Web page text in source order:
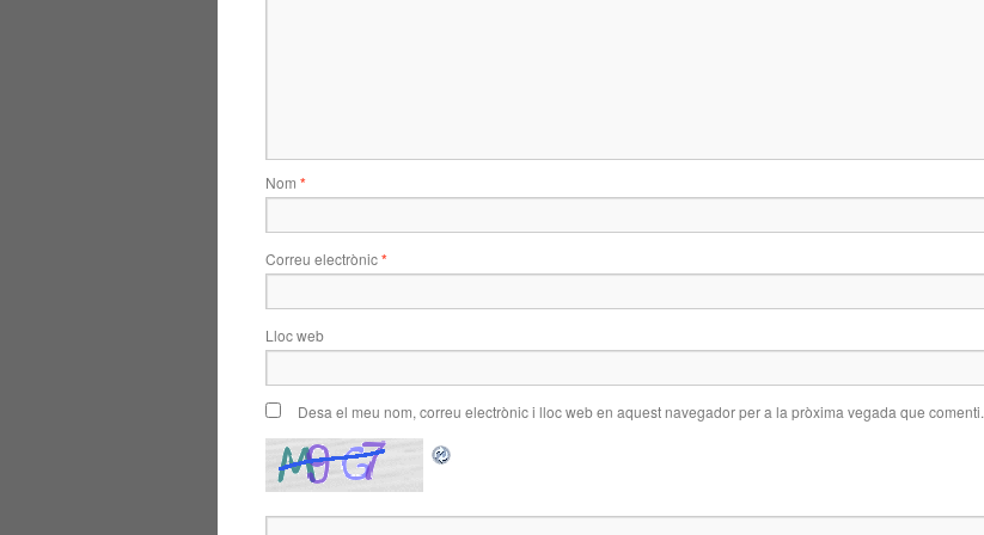
Nom *
Correu electrònic*
Lloc web
Desa el meu nom, correu electrònic i lloc web en aquest navegador per a la pròxima vegada que comenti.